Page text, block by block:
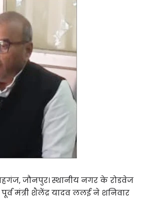
जौनपुर। स्थानीय नगर के रोडवेज
मंत्री शैलेंद्र यादव ललई ने शनिवार